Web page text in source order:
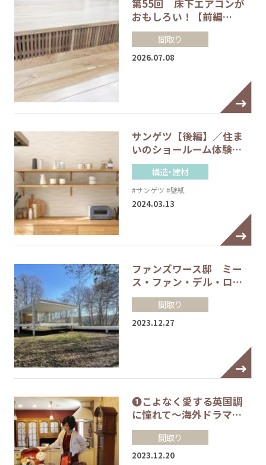
第55回 床下エアコンが
おもしろい！【前編…
間取り
2026.07.08
サンゲツ【後編】／住ま
いのショールーム体験…
構造・建材
#サンゲツ #壁紙
2024.03.13
ファンズワース邸 ミー
ス・ファン・デル・ロ…
間取り
2023.12.27
❶こよなく愛する英国調
に憧れて～海外ドラマ…
間取り
2023.12.20